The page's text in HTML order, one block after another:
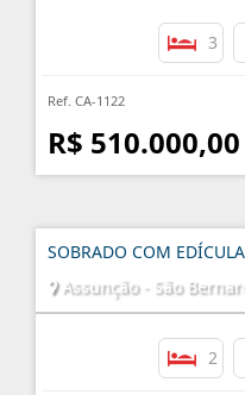
3
Ref. CA-1122
R$ 510.000,00
SOBRADO COM
Assunção - São
2